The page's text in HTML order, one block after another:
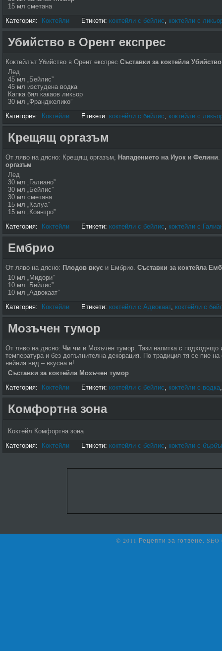
15 мл сметана
Категория:
Коктейли Етикети: коктейли с бейлис, коктейли с
Убийство в Орент експрес
Коктейлът Убийство в Орент експрес Съставки за коктейла
Лед
45 мл „Бейлис”
45 мл изстудена водка
Капка бял какаов ликьор
30 мл „Франджелико”
Категория:
Коктейли Етикети: коктейли с бейлис, коктейли с
Крещящ оргазъм
От ляво на дясно: Крещящ оргазъм, Нападението на Иуок и Фелини.
оргазъм
Лед
30 мл „Галиано”
30 мл „Бейлис”
30 мл сметана
15 мл „Калуа”
15 мл „Коантро”
Категория:
Коктейли Етикети: коктейли с бейлис, коктейли с
Ембрио
От ляво на дясно: Плодов вкус и Ембрио. Съставки за коктейла
10 мл „Мидори”
10 мл „Бейлис”
10 мл „Адвокаат”
Категория:
Коктейли Етикети: коктейли с Адвокаат, коктейли с
Мозъчен тумор
От ляво на дясно: Чи чи и Мозъчен тумор. Тази напитка с подходящо
температура и без допълнителна декорация. По традиция тя се пие
нейния вид – вкусна е!
Съставки за коктейла Мозъчен тумор
Категория:
Коктейли Етикети: коктейли с бейлис, коктейли с водка
Комфортна зона
Коктейл Комфортна зона
Категория:
Коктейли Етикети: коктейли с бейлис, коктейли с
© 2011 Рецепти за готвене.